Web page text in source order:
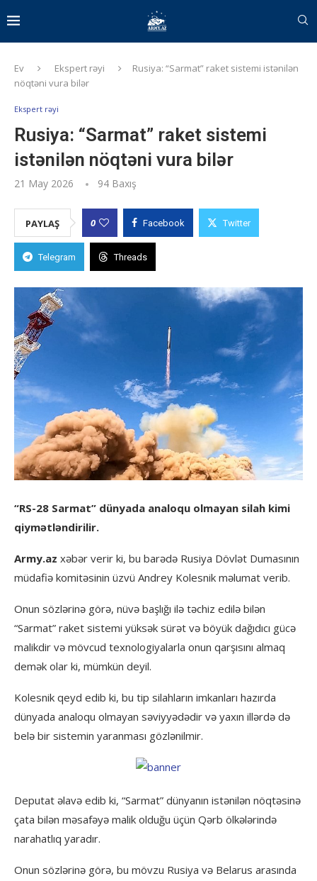
Ev Ekspert rəyi
Rusiya: “Sarmat” raket sistemi istənilən
nöqtəni vura bilər
Ekspert rəyi
Rusiya: “Sarmat” raket sistemi
istənilən nöqtəni vura bilər
21 May 2026 94 Baxış
PAYLAŞ 0 Facebook Twitter
Telegram Threads
“RS-28 Sarmat” dünyada analoqu olmayan silah kimi
qiymətləndirilir.
Army.az xəbər verir ki, bu barədə Rusiya Dövlət Dumasının
müdafiə komitəsinin üzvü Andrey Kolesnik məlumat verib.
Onun sözlərinə görə, nüvə başlığı ilə təchiz edilə bilən
“Sarmat” raket sistemi yüksək sürət və böyük dağıdıcı gücə
malikdir və mövcud texnologiyalarla onun qarşısını almaq
demək olar ki, mümkün deyil.
Kolesnik qeyd edib ki, bu tip silahların imkanları hazırda
dünyada analoqu olmayan səviyyədədir və yaxın illərdə də
belə bir sistemin yaranması gözlənilmir.
Deputat əlavə edib ki, “Sarmat” dünyanın istənilən nöqtəsinə
çata bilən məsafəyə malik olduğu üçün Qərb ölkələrində
narahatlıq yaradır.
Onun sözlərinə görə, bu mövzu Rusiya və Belarus arasında